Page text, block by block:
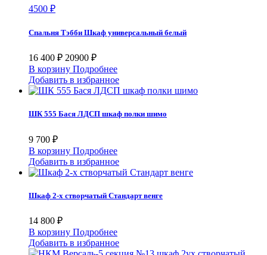
4500 ₽
Спальня Тэбби Шкаф универсальный белый
16 400 ₽ 20900 ₽
В корзину Подробнее
Добавить в избранное
ШК 555 Бася ЛДСП шкаф полки шимо
9 700 ₽
В корзину Подробнее
Добавить в избранное
Шкаф 2-х створчатый Стандарт венге
14 800 ₽
В корзину Подробнее
Добавить в избранное